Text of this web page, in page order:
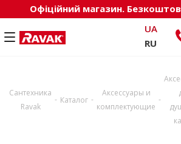
Офіційний магазин.
UA
RU
Сантехника
Ravak
- Каталог -
Аксессуары и
комплектующие
-